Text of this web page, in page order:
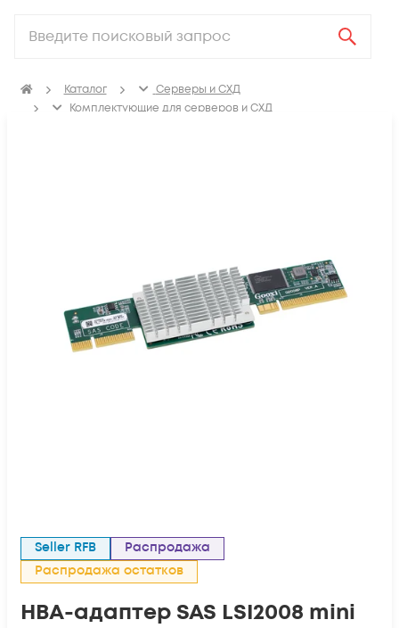
Каталог
Серверы и СХД
Комплектующие для серверов и СХД
Seller RFB
Распродажа
Распродажа остатков
HBA-адаптер SAS LSI2008 mini